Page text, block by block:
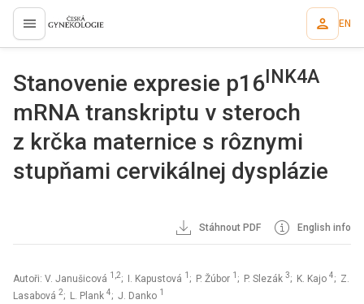
proLékaře.cz EN
Stanovenie expresie p16INK4A
mRNA transkriptu v steroch
z krčka maternice s rôznymi
stupňami cervikálnej dysplázie
Stáhnout PDF English info
Autoři: V. Janušicová 1,2; I. Kapustová 1 ; P. Žúbor 1 ; P. Slezák 3; K. Kajo 4; Z.
Lasabová 2; L. Plank 4; J. Danko 1